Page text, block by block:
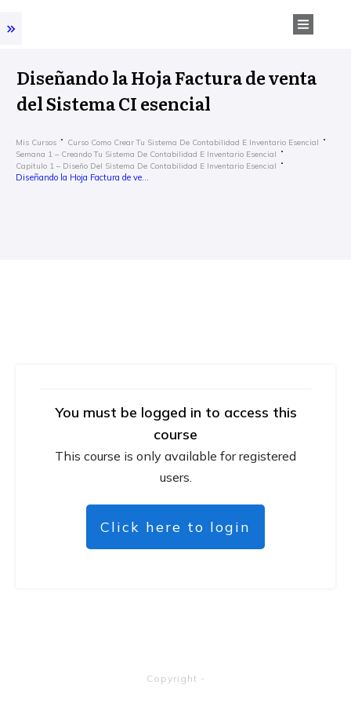
Diseñando la Hoja Factura de venta
del Sistema CI esencial
Mis Cursos
Curso Como Crear Tu Sistema De Contabilidad E Inventario Esencial
Semana 1 – Creando Tu Sistema De Contabilidad E Inventario Esencial
Capitulo 1 – Diseño Del Sistema De Contabilidad E Inventario Esencial
You must be logged in to access this
course
This course is only available for registered
users.
Click here to login
Copyright -